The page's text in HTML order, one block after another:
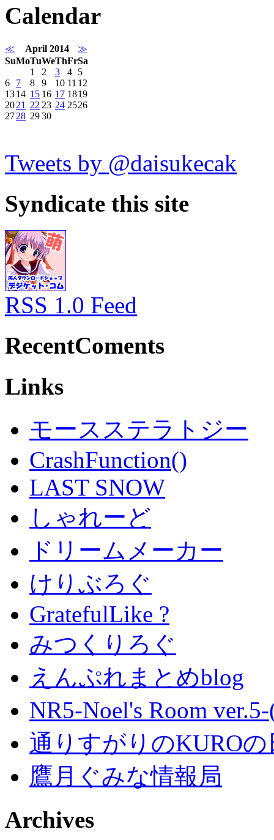
Calendar
≪ April 2014
≫
SuMoTuWeThFrSa
1
2 3 4 5
6
7 8 9 10 11 12
1314 15 16 17 1819
2021 22 23 24 2526
2728 2930
Tweets by @daisukecak
Syndicate this site
RSS 1.0 Feed
RecentComents
Links
モースステラトジー
CrashFunction()
LAST SNOW
しゃれーど
ドリームメーカー
けりぶろぐ
GratefulLike ?
みつくりろぐ
えんぷれまとめblog
NR5-Noel's Room
通りすがりのKURO
鷹月ぐみな情報局
Archives